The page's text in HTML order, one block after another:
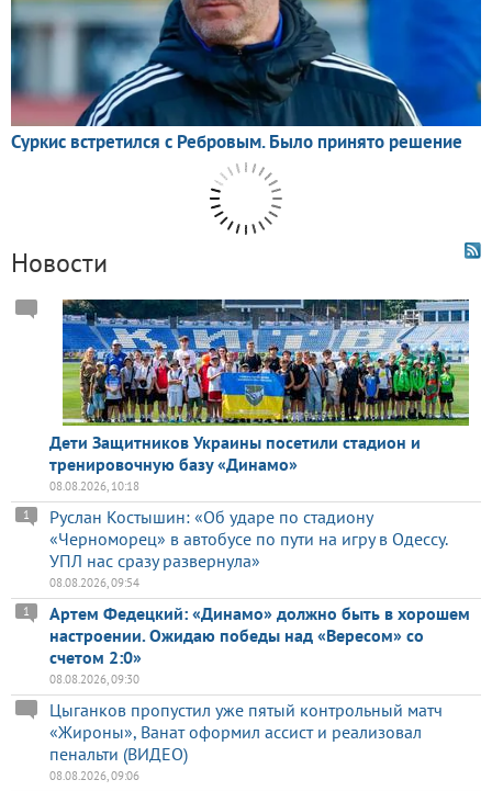
Новости
Дети Защитников Украины посетили стадион и
тренировочную базу «Динамо»
08.08.2026, 10:18
Руслан Костышин: «Об ударе по стадиону
«Черноморец» в автобусе по пути на игру в Одессу.
УПЛ нас сразу развернула»
1
08.08.2026, 09:54
Артем Федецкий: «Динамо» должно быть в хорошем
настроении. Ожидаю победы над «Вересом» со
счетом 2:0»
1
08.08.2026, 09:30
Цыганков пропустил уже пятый контрольный матч
«Жироны», Ванат оформил ассист и реализовал
пенальти (ВИДЕО)
08.08.2026, 09:06